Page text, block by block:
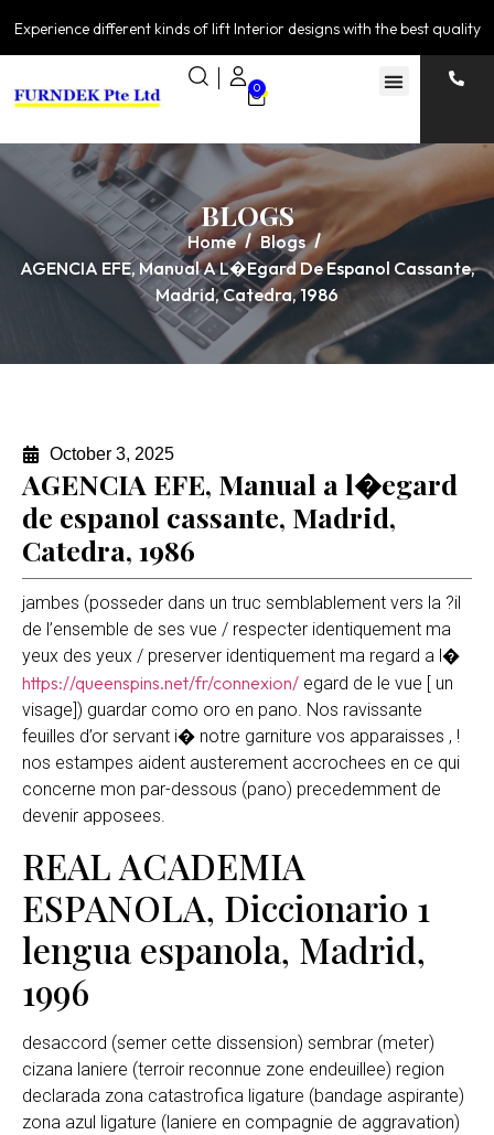
Experience different kinds of lift Interior designs with the best quality
0
BLOGS
Home
Blogs
AGENCIA EFE, Manual A L�egard De Espanol Cassante,
Madrid, Catedra, 1986
October 3, 2025
AGENCIA EFE, Manual a l�egard
de espanol cassante, Madrid,
Catedra, 1986
jambes (posseder dans un truc semblablement vers la ?il
de l’ensemble de ses vue / respecter identiquement ma
yeux des yeux / preserver identiquement ma regard a l�
https://queenspins.net/fr/connexion/ egard de le vue [ un
visage]) guardar como oro en pano. Nos ravissante
feuilles d’or servant i� notre garniture vos apparaisses , !
nos estampes aident austerement accrochees en ce qui
concerne mon par-dessous (pano) precedemment de
devenir apposees.
REAL ACADEMIA
ESPANOLA, Diccionario 1
lengua espanola, Madrid,
1996
desaccord (semer cette dissension) sembrar (meter)
cizana laniere (terroir reconnue zone endeuillee) region
declarada zona catastrofica ligature (bandage aspirante)
zona azul ligature (laniere en compagnie de aggravation)